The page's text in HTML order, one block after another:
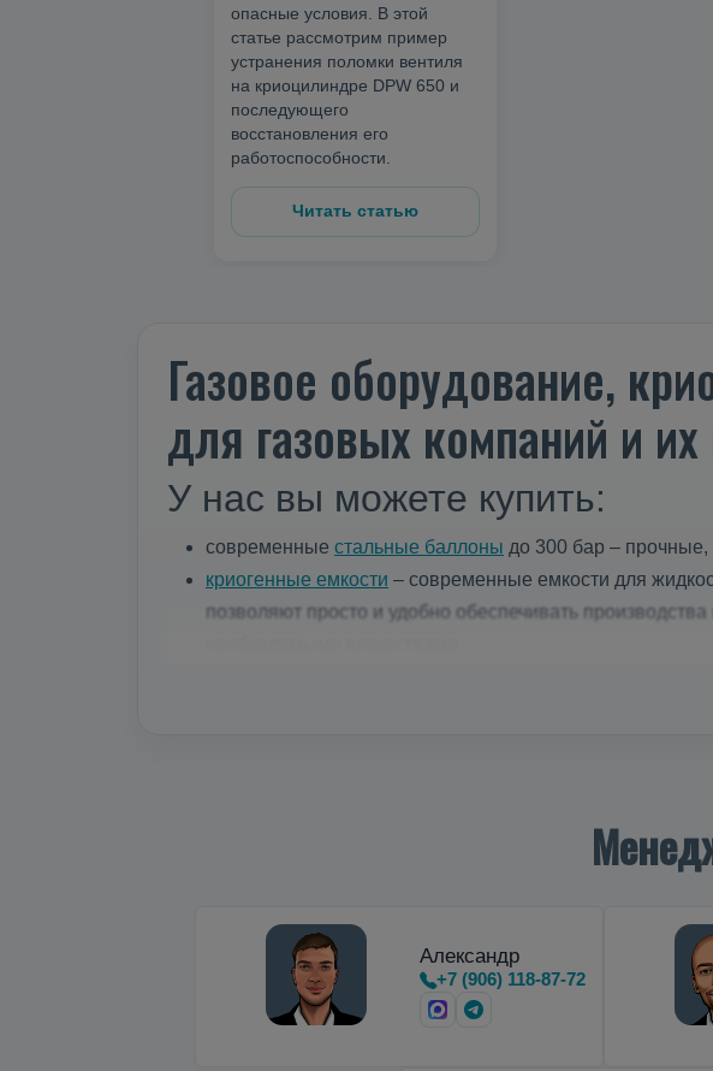
опасные условия. В этой
статье рассмотрим пример
устранения поломки вентиля
на криоцилиндре DPW 650 и
последующего
восстановления его
работоспособности.
Читать статью
Газовое оборудование,
для газовых компаний и
У нас вы можете купить:
современные стальные баллоны до 300 бар –
криогенные емкости – современные емкости для
позволяют просто и удобно обеспечивать
Александр
+7 (906) 118-87-72